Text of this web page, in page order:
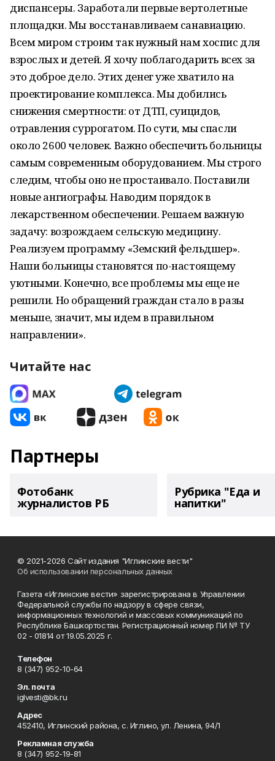
диспансеры. Заработали первые вертолетные
площадки. Мы восстанавливаем санавиацию.
Всем миром строим так нужный нам хоспис для
взрослых и детей. Я хочу поблагодарить всех за
это доброе дело. Этих денег уже хватило на
проектирование комплекса. Мы добились
снижения смертности: от ДТП, суицидов,
отравления суррогатом. По сути, мы спасли
около 2600 человек. Важно обеспечить больницы
самым современным оборудованием. Мы строго
следим, чтобы оно не простаивало. Поставили
новые ангиографы. Наводим порядок в
лекарственном обеспечении. Решаем важную
задачу: возрождаем сельскую медицину.
Реализуем программу «Земский фельдшер».
Наши больницы становятся по-настоящему
уютными. Конечно, все проблемы мы еще не
решили. Но обращений граждан стало в разы
меньше, значит, мы идем в правильном
направлении».
Читайте нас
Партнеры
Фотобанк
журналистов РБ
Рубрика "Еда и
напитки"
© 2021-2026 Сайт издания "Иглинские вести"
Об использовании персональных данных
Газета «Иглинские вести» зарегистрирована в Управлении
Федеральной службы по надзору в сфере связи,
информационных технологий и массовых коммуникаций по
Республике Башкортостан. Регистрационный номер ПИ № ТУ
02 - 01814 от 19.05.2025 г.
Телефон
8 (347) 952-10-64
Эл. почта
iglvesti@bk.ru
Адрес
452410, Иглинский района, с. Иглино, ул. Ленина, 94/1
Рекламная служба
8 (347) 952-19-81